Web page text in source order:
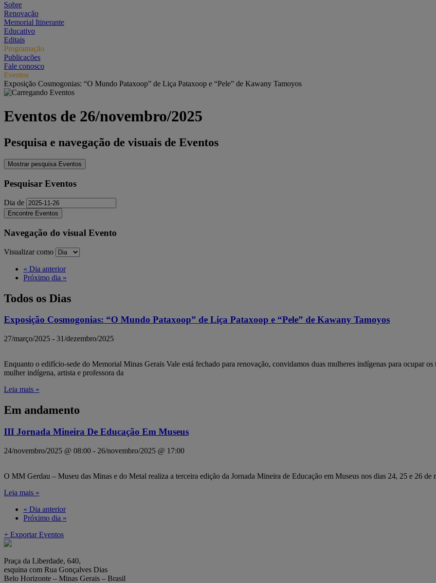
Sobre
Renovação
Memorial Itinerante
Educativo
Editais
Programação
Publicações
Fale conosco
Eventos
Exposição Cosmogonias: “O Mundo Pataxoop” de Liça Pataxoop e “Pele” de Kawany Tamoyos
Eventos de 26/novembro/2025
Pesquisa e navegação de visuais de Eventos
Mostrar pesquisa Eventos
Pesquisar Eventos
Dia de
Navegação do visual Evento
Visualizar como
« Dia anterior
Próximo dia »
Todos os Dias
Exposição Cosmogonias: “O Mundo Pataxoop” de Liça Pataxoop e “Pele” de Kawany Tamoyos
27/março/2025 - 31/dezembro/2025
Enquanto o edifício-sede do Memorial Minas Gerais Vale está fechado para renovação, convidamos duas mulheres indígenas para ocupar
mulher indígena, artista e professora da
Leia mais »
Em andamento
III Jornada Mineira De Educação Em Museus
24/novembro/2025 @ 08:00 - 26/novembro/2025 @ 17:00
O MM Gerdau – Museu das Minas e do Metal realiza a terceira edição da Jornada Mineira de Educação em Museus nos dias 24, 25 e 26 de
Leia mais »
« Dia anterior
Próximo dia »
+ Exportar Eventos
Praça da Liberdade, 640,
esquina com Rua Gonçalves Dias
Belo Horizonte – Minas Gerais – Brasil